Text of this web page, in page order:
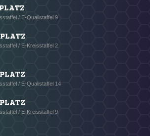
/ E-Qualistaffel 9
/ E-Kreisstaffel 2
/ E-Qualistaffel 14
/ E-Kreisstaffel 9